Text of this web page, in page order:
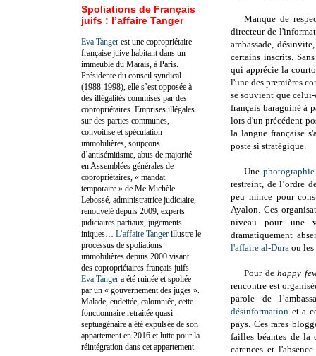
Manque de
directeur de
ambassade,
certains inscrits.
qui apprécie la
l'une des premières
se souvient que
français baraguiné à
lors d'un précédent
la langue française
poste si stratégique.
Une
restreint, de l’ordre
peu mince pour
Ayalon. Ces
niveau pour une
dramatiquement
l'affaire al-Dura ou
Pour dehappy
rencontre est
parole de
désinformation et a
pays. Ces rares
failles béantes de la
carences et
Spoliations de Français
juifs : l’affaire Tanger
Eva Tanger est une copropriétaire
française juive habitant dans un
immeuble du Marais, à Paris.
Présidente du conseil syndical
(1988-1998), elle s’est opposée à
des illégalités commises par des
copropriétaires. Emprises illégales
sur des parties communes,
convoitise et spéculation
immobilières, soupçons
d’antisémitisme, abus de majorité
en Assemblées générales de
copropriétaires, « mandat
temporaire » de Me Michèle
Lebossé, administratrice judiciaire,
renouvelé depuis 2009, experts
judiciaires partiaux, jugements
iniques… L’affaire Tanger illustre le
processus de spoliations
immobilières depuis 2000 visant
des copropriétaires français juifs.
Eva Tanger a été ruinée et spoliée
par un « gouvernement des juges ».
Malade, endettée, calomniée, cette
fonctionnaire retraitée quasi-
septuagénaire a été expulsée de son
appartement en 2016 et lutte pour la
réintégration dans cet appartement.